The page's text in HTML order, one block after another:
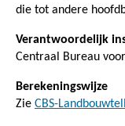
die tot andere
Verantwoordelijk
Centraal Bureau
Berekeningswijze
Zie CBS-